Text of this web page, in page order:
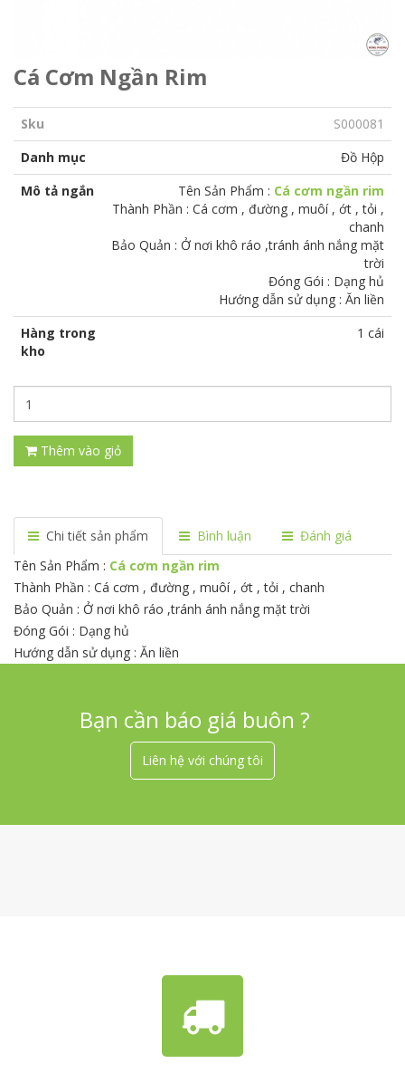
Cá Cơm Ngần Rim
Sku
S000081
Danh mục
Đồ Hộp
Mô tả ngắn
Tên Sản Phẩm : Cá cơm ngần rim
Thành Phần : Cá cơm , đường , muôí , ớt , tỏi ,
chanh
Bảo Quản : Ở nơi khô ráo ,tránh ánh nắng mặt
trời
Đóng Gói : Dạng hủ
Hướng dẫn sử dụng : Ăn liền
Hàng trong
kho
1 cái
Thêm vào giỏ
Chi tiết sản phẩm Bình luận
Đánh giá
Tên Sản Phẩm : Cá cơm ngần rim
Thành Phần : Cá cơm , đường , muôí , ớt , tỏi , chanh
Bảo Quản : Ở nơi khô ráo ,tránh ánh nắng mặt trời
Đóng Gói : Dạng hủ
Hướng dẫn sử dụng : Ăn liền
Bạn cần báo giá buôn ?
Liên hệ với chúng tôi